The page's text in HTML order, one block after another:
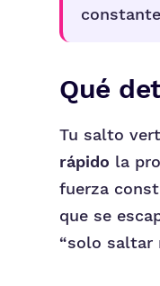
Qué
Tu salto
rápido la
fuerza
que se
“solo saltar